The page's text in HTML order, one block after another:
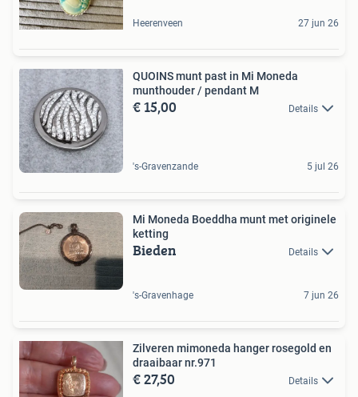
Heerenveen 27 jun 26
QUOINS munt past in Mi Moneda
munthouder / pendant M
€ 15,00 Details
's-Gravenzande 5 jul 26
Mi Moneda Boeddha munt met originele
ketting
Bieden Details
's-Gravenhage 7 jun 26
Zilveren mimoneda hanger rosegold en
draaibaar nr.971
€ 27,50 Details